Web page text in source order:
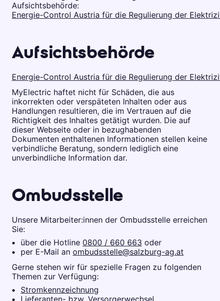
Aufsichtsbehörde:
Energie-Control Austria für die Regulierung der
Aufsichtsbehörde
Energie-Control Austria für die Regulierung der
MyElectric haftet nicht für Schäden, die aus
inkorrekten oder verspäteten Inhalten oder aus
Handlungen resultieren, die im Vertrauen auf die
Richtigkeit des Inhaltes getätigt wurden. Die auf
dieser Webseite oder in bezughabenden
Dokumenten enthaltenen Informationen stellen keine
verbindliche Beratung, sondern lediglich eine
unverbindliche Information dar.
Ombudsstelle
Unsere Mitarbeiter:innen der Ombudsstelle erreichen
Sie:
über die Hotline 0800 / 660 663 oder
per E-Mail an ombudsstelle@salzburg-ag.at
Gerne stehen wir für spezielle Fragen zu folgenden
Themen zur Verfügung:
Stromkennzeichnung
Lieferanten- bzw. Versorgerwechsel